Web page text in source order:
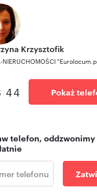
Krzysztofik
NIERUCHOMOŚCI
44 Pokaż
telefon, oddzwonimy